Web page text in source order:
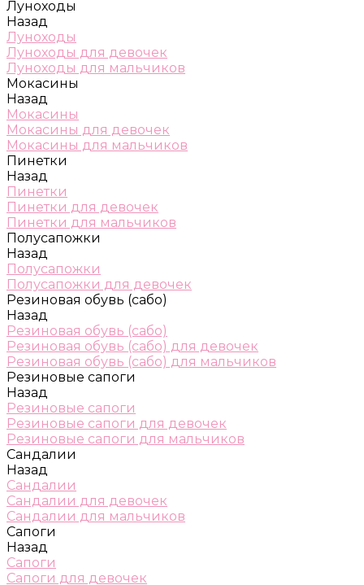
Луноходы
Назад
Луноходы
Луноходы для девочек
Луноходы для мальчиков
Мокасины
Назад
Мокасины
Мокасины для девочек
Мокасины для мальчиков
Пинетки
Назад
Пинетки
Пинетки для девочек
Пинетки для мальчиков
Полусапожки
Назад
Полусапожки
Полусапожки для девочек
Резиновая обувь (сабо)
Назад
Резиновая обувь (сабо)
Резиновая обувь (сабо) для девочек
Резиновая обувь (сабо) для мальчиков
Резиновые сапоги
Назад
Резиновые сапоги
Резиновые сапоги для девочек
Резиновые сапоги для мальчиков
Сандалии
Назад
Сандалии
Сандалии для девочек
Сандалии для мальчиков
Сапоги
Назад
Сапоги
Сапоги для девочек